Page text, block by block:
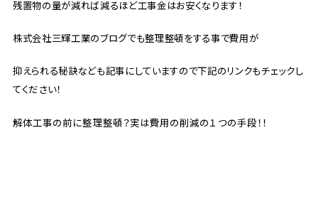
残置物の量が減れば減るほど工事金はお安くなります！
株式会社三輝工業のブログでも整理整頓をする事で費用が
抑えられる秘訣なども記事にしていますので下記のリンクもチェックし
てください！
解体工事の前に整理整頓？実は費用の削減の１つの手段！！